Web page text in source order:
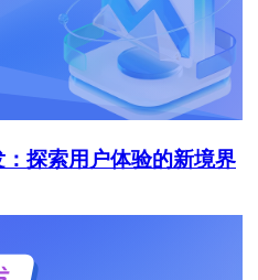
探索用户体验的新境界